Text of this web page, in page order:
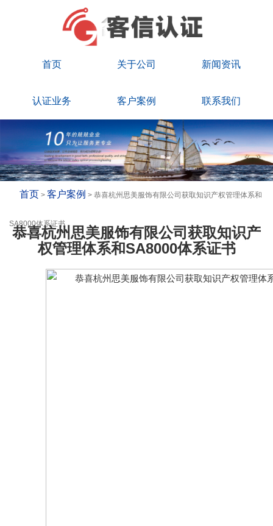
首页 关于公司 新闻资讯
认证业务 客户案例 联系我们
首页 > 客户案例 > 恭喜杭州思美服饰有限公司获取知识产权管理体系和
SA8000体系证书
恭喜杭州思美服饰有限公司获取知识产
权管理体系和SA8000体系证书